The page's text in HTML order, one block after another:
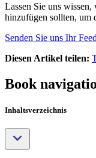
Lassen Sie uns
hinzufügen sollten, um
Senden Sie uns Ihr
Diesen Artikel teilen:
Book
Inhaltsverzeichnis